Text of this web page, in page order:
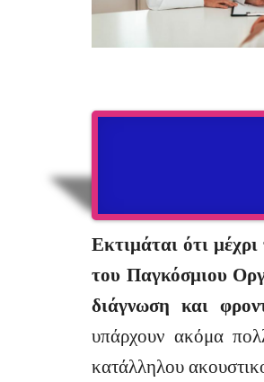
Εκτιμάται ότι
του Παγκόσμιου
διάγνωση και
υπάρχουν ακόμα
κατάλληλου